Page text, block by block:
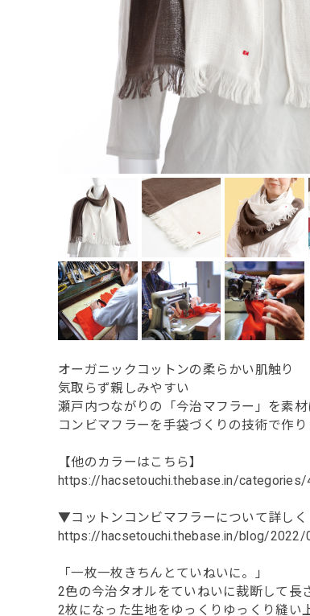
オーガニックコットンの柔らかい肌触り
気取らず親しみやすい
瀬戸内つながりの「今治マフラー」を素材
コンビマフラーを手袋づくりの技術で作
【他のカラーはこちら】
https://hacsetouchi.thebase.in/categories/
▼コットンコンビマフラーについて詳しく
https://hacsetouchi.thebase.in/blog/
「一枚一枚きちんとていねいに。」
2色の今治タオルをていねいに裁断して長
2枚になった生地をゆっくりゆっくり縫い